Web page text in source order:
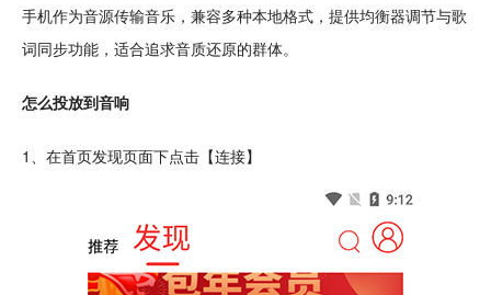
手机作为音源传输音乐，兼容多种本地格式，提供均衡器调节与歌
词同步功能，适合追求音质还原的群体。
怎么投放到音响
1、在首页发现页面下点击 【连接】